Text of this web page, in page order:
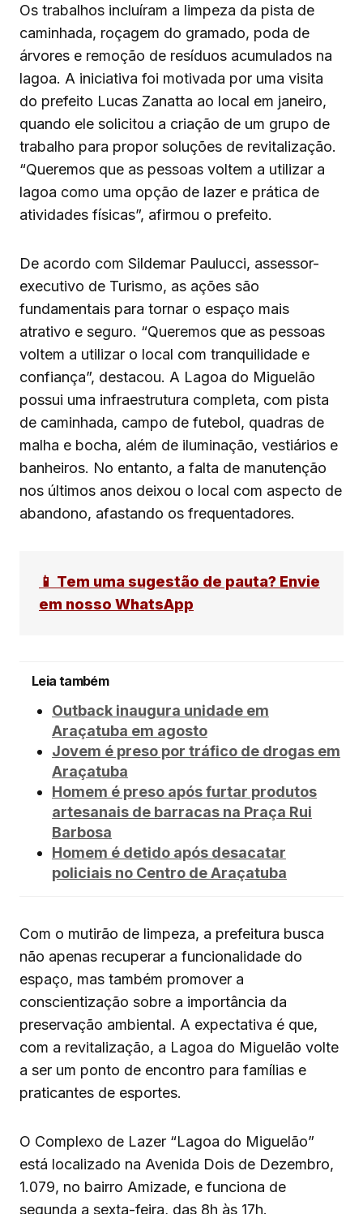
Os trabalhos incluíram a limpeza da pista de
caminhada, roçagem do gramado, poda de
árvores e remoção de resíduos acumulados na
lagoa. A iniciativa foi motivada por uma visita
do prefeito Lucas Zanatta ao local em janeiro,
quando ele solicitou a criação de um grupo de
trabalho para propor soluções de revitalização.
“Queremos que as pessoas voltem a utilizar a
lagoa como uma opção de lazer e prática de
atividades físicas”, afirmou o prefeito.
De acordo com Sildemar Paulucci, assessor-
executivo de Turismo, as ações são
fundamentais para tornar o espaço mais
atrativo e seguro. “Queremos que as pessoas
voltem a utilizar o local com tranquilidade e
confiança”, destacou. A Lagoa do Miguelão
possui uma infraestrutura completa, com pista
de caminhada, campo de futebol, quadras de
malha e bocha, além de iluminação, vestiários e
banheiros. No entanto, a falta de manutenção
nos últimos anos deixou o local com aspecto de
abandono, afastando os frequentadores.
📱 Tem uma sugestão de pauta? Envie
em nosso WhatsApp
Leia também
Outback inaugura unidade em
Araçatuba em agosto
Jovem é preso por tráfico de drogas em
Araçatuba
Homem é preso após furtar produtos
artesanais de barracas na Praça Rui
Barbosa
Homem é detido após desacatar
policiais no Centro de Araçatuba
Com o mutirão de limpeza, a prefeitura busca
não apenas recuperar a funcionalidade do
espaço, mas também promover a
conscientização sobre a importância da
preservação ambiental. A expectativa é que,
com a revitalização, a Lagoa do Miguelão volte
a ser um ponto de encontro para famílias e
praticantes de esportes.
O Complexo de Lazer “Lagoa do Miguelão”
está localizado na Avenida Dois de Dezembro,
1.079, no bairro Amizade, e funciona de
segunda a sexta-feira, das 8h às 17h.